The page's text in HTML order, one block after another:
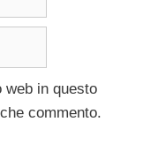
web in questo
commento.